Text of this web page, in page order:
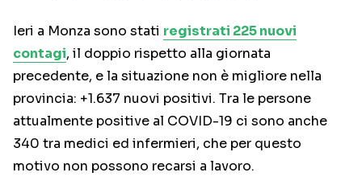
Ieri a Monza sono stati registrati 225 nuovi
contagi, il doppio rispetto alla giornata
precedente, e la situazione non è migliore nella
provincia: +1.637 nuovi positivi. Tra le persone
attualmente positive al COVID-19 ci sono anche
340 tra medici ed infermieri, che per questo
motivo non possono recarsi a lavoro.